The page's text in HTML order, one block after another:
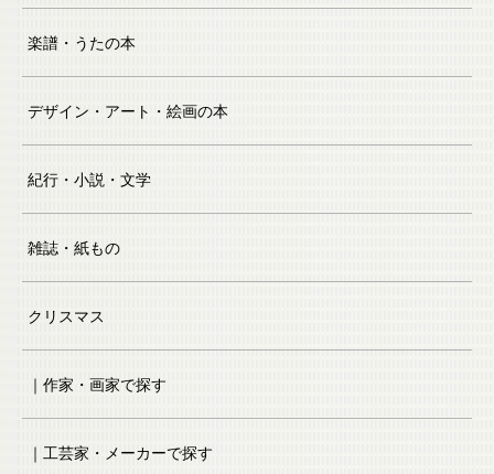
楽譜・うたの本
デザイン・アート・絵画の本
紀行・小説・文学
雑誌・紙もの
クリスマス
｜作家・画家で探す
｜工芸家・メーカーで探す